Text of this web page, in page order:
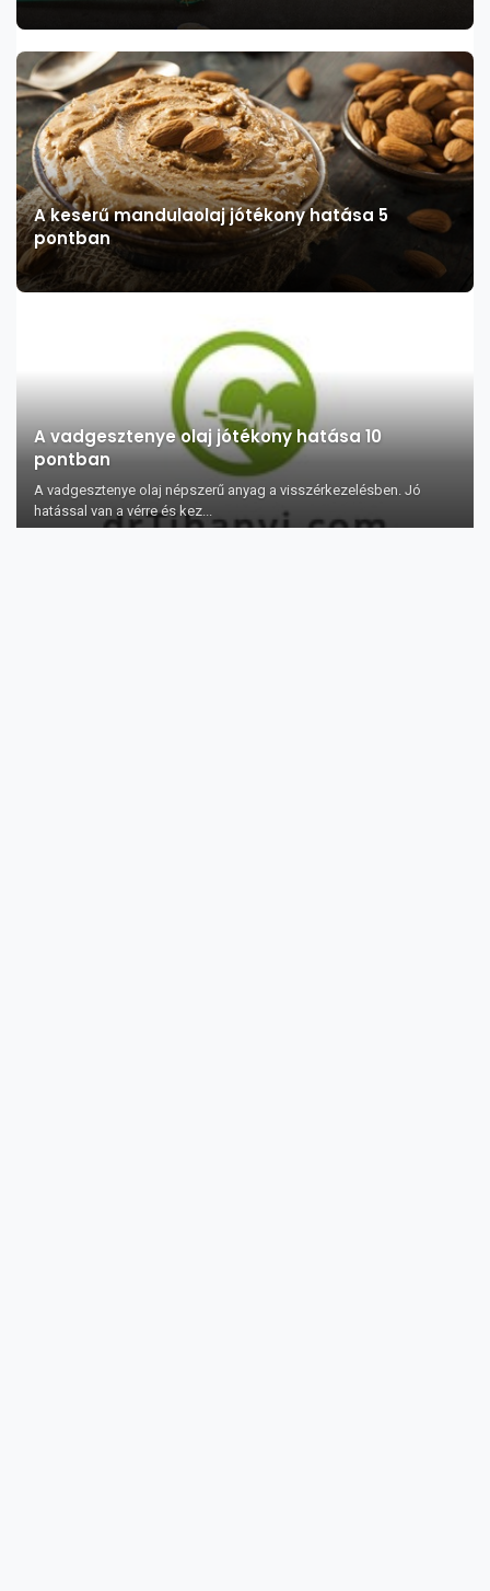
A keserű mandulaolaj jótékony hatása 5
pontban
A vadgesztenye olaj jótékony hatása 10
pontban
A vadgesztenye olaj népszerű anyag a visszérkezelésben. Jó
hatással van a vérre és kez...